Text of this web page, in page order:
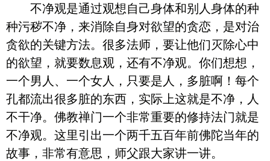
不净观是通过观想自己身体和别人身体的种
种污秽不净，来消除自身对欲望的贪恋，是对治
贪欲的关键方法。很多法师，要让他们灭除心中
的欲望，就要数息观，还有不净观。你们想想，
一个男人、一个女人，只要是人，多脏啊！每个
孔都流出很多脏的东西，实际上这就是不净，人
不干净。佛教禅门一个非常重要的修持法门就是
不净观。这里引出一个两千五百年前佛陀当年的
故事，非常有意思，师父跟大家讲一讲。